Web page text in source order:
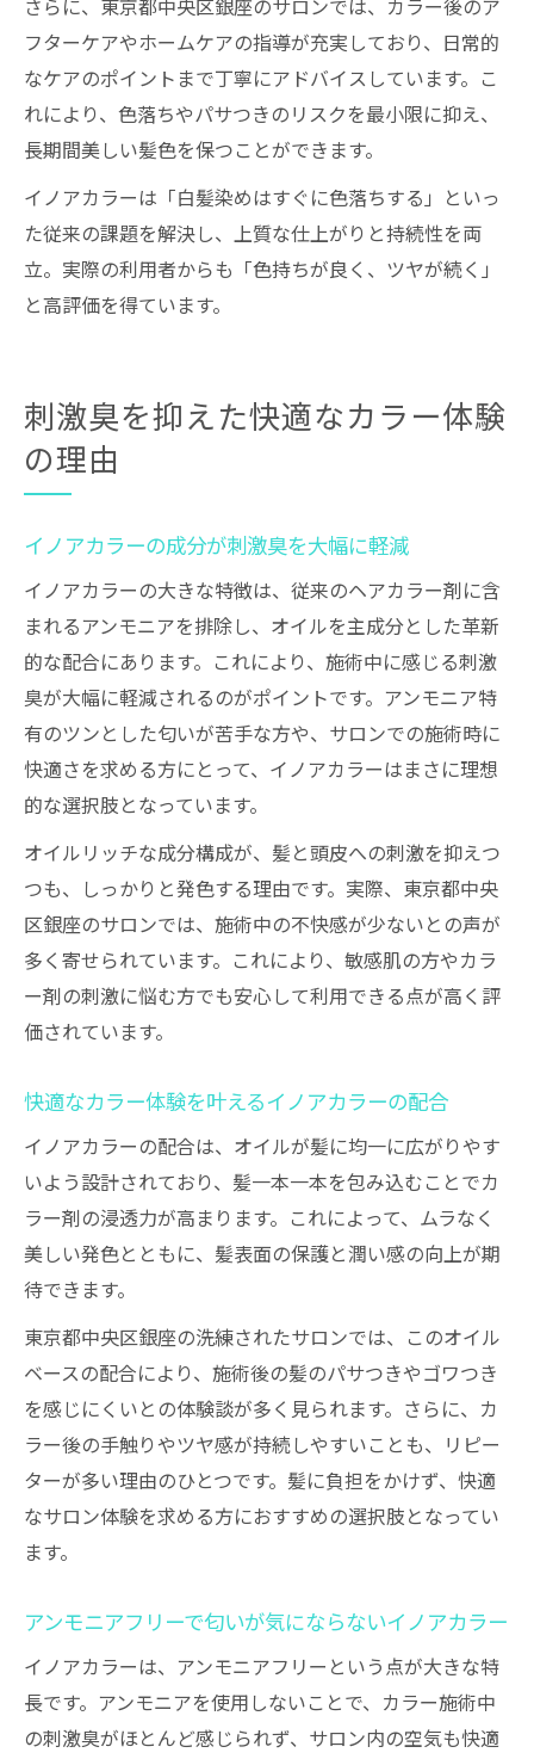
さらに、東京都中央区銀座のサロンでは、カラー後のア
フターケアやホームケアの指導が充実しており、日常的
なケアのポイントまで丁寧にアドバイスしています。こ
れにより、色落ちやパサつきのリスクを最小限に抑え、
長期間美しい髪色を保つことができます。
イノアカラーは「白髪染めはすぐに色落ちする」といっ
た従来の課題を解決し、上質な仕上がりと持続性を両
立。実際の利用者からも「色持ちが良く、ツヤが続く」
と高評価を得ています。
刺激臭を抑えた快適なカラー体験
の理由
イノアカラーの成分が刺激臭を大幅に軽減
イノアカラーの大きな特徴は、従来のヘアカラー剤に含
まれるアンモニアを排除し、オイルを主成分とした革新
的な配合にあります。これにより、施術中に感じる刺激
臭が大幅に軽減されるのがポイントです。アンモニア特
有のツンとした匂いが苦手な方や、サロンでの施術時に
快適さを求める方にとって、イノアカラーはまさに理想
的な選択肢となっています。
オイルリッチな成分構成が、髪と頭皮への刺激を抑えつ
つも、しっかりと発色する理由です。実際、東京都中央
区銀座のサロンでは、施術中の不快感が少ないとの声が
多く寄せられています。これにより、敏感肌の方やカラ
ー剤の刺激に悩む方でも安心して利用できる点が高く評
価されています。
快適なカラー体験を叶えるイノアカラーの配合
イノアカラーの配合は、オイルが髪に均一に広がりやす
いよう設計されており、髪一本一本を包み込むことでカ
ラー剤の浸透力が高まります。これによって、ムラなく
美しい発色とともに、髪表面の保護と潤い感の向上が期
待できます。
東京都中央区銀座の洗練されたサロンでは、このオイル
ベースの配合により、施術後の髪のパサつきやゴワつき
を感じにくいとの体験談が多く見られます。さらに、カ
ラー後の手触りやツヤ感が持続しやすいことも、リピー
ターが多い理由のひとつです。髪に負担をかけず、快適
なサロン体験を求める方におすすめの選択肢となってい
ます。
アンモニアフリーで匂いが気にならないイノアカラー
イノアカラーは、アンモニアフリーという点が大きな特
長です。アンモニアを使用しないことで、カラー施術中
の刺激臭がほとんど感じられず、サロン内の空気も快適